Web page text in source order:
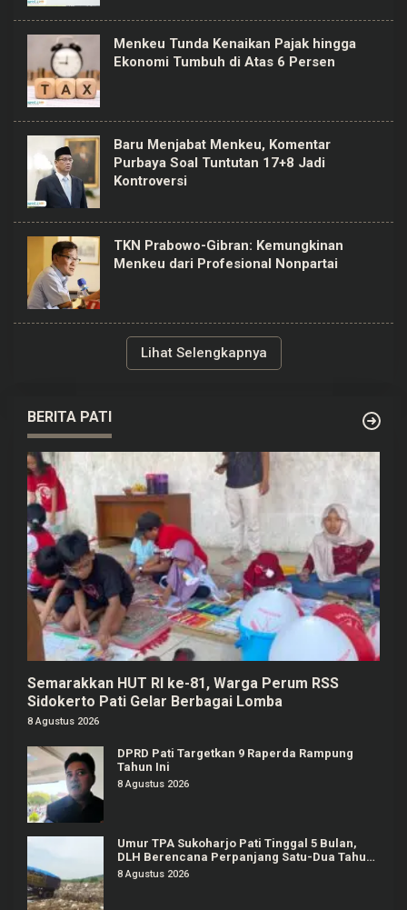
Menkeu Tunda Kenaikan Pajak hingga
Ekonomi Tumbuh di Atas 6 Persen
Baru Menjabat Menkeu, Komentar
Purbaya Soal Tuntutan 17+8 Jadi
Kontroversi
TKN Prabowo-Gibran: Kemungkinan
Menkeu dari Profesional Nonpartai
Lihat Selengkapnya
BERITA PATI
Semarakkan HUT RI ke-81, Warga Perum RSS
Sidokerto Pati Gelar Berbagai Lomba
8 Agustus 2026
DPRD Pati Targetkan 9 Raperda Rampung
Tahun Ini
8 Agustus 2026
Umur TPA Sukoharjo Pati Tinggal 5 Bulan,
DLH Berencana Perpanjang Satu-Dua Tahun
Lagi
8 Agustus 2026